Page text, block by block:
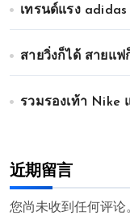
เทรนด์แรง
สายวิ่งก็ได้ สายแ
รวมรองเท้า Nike
近期留言
您尚未收到任何评论